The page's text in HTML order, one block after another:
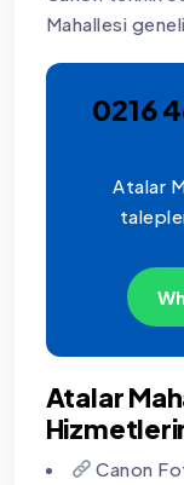
Mahallesi
0216
Atalar
Atalar
Canon